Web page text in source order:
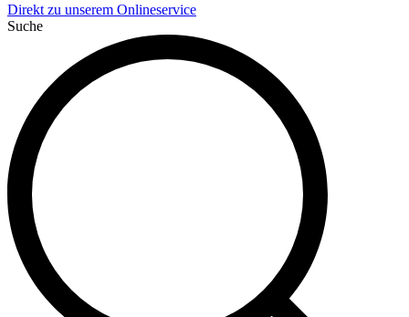
Direkt zu unserem Onlineservice
Suche